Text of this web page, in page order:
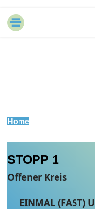
Home
STOPP 1
Offener Kreis
EINMAL (FAST)